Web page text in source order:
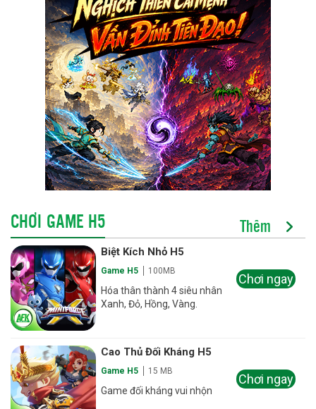
CHƠI GAME H5 Thêm
Biệt Kích Nhỏ H5
Game H5 100MB
Hóa thân thành 4 siêu nhân
Xanh, Đỏ, Hồng, Vàng.
Chơi ngay
Cao Thủ Đối Kháng H5
Game H5 15 MB
Game đối kháng vui nhộn
Chơi ngay